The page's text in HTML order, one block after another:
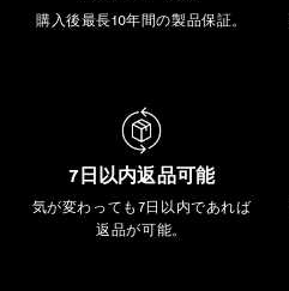
購入後最長10年間の製品保証。
7日以内返品可能
気が変わっても7日以内であれば
返品が可能。